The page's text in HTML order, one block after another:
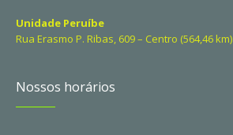
Unidade Peruíbe
Rua Erasmo P. Ribas, 609 – Centro (564,46 km)
Nossos horários